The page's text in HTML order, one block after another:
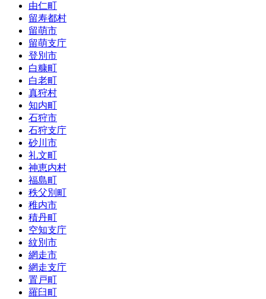
由仁町
留寿都村
留萌市
留萌支庁
登別市
白糠町
白老町
真狩村
知内町
石狩市
石狩支庁
砂川市
礼文町
神恵内村
福島町
秩父別町
稚内市
積丹町
空知支庁
紋別市
網走市
網走支庁
置戸町
羅臼町